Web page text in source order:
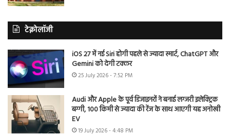
टेक्नोलॉजी
iOS 27 में नई Siri होगी पहले से ज्यादा स्मार्ट, ChatGPT और
Gemini को देगी टक्कर
25 July 2026 - 7:52 PM
Audi और Apple के पूर्व डिजाइनरों ने बनाई लग्जरी इलेक्ट्रिक
बग्गी, 100 किमी से ज्यादा की रेंज के साथ आएगी यह अनोखी
EV
19 July 2026 - 4:48 PM